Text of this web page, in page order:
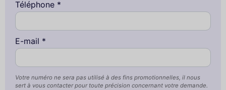
Téléphone *
E-mail *
Votre numéro ne sera pas utilisé à des fins promotionnelles, il nous
sert à vous contacter pour toute précision concernant votre demande.